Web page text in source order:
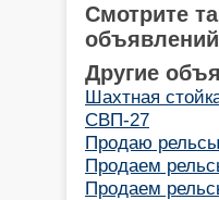
Смотрите
Другие
Шахтная
СВП-27
Продаю
Продаем
Продаем